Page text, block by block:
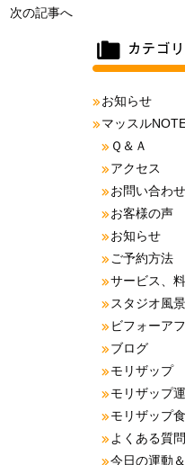
次の記事へ
お知らせ
マッスル
Ｑ＆Ａ
アクセス
お問い合わせ
お客様の声
お知らせ
ご予約方法
サービス、
スタジオ風景
ビフォーア
ブログ
モリザップ
モリザップ
モリザップ
よくある質問
今日の運動